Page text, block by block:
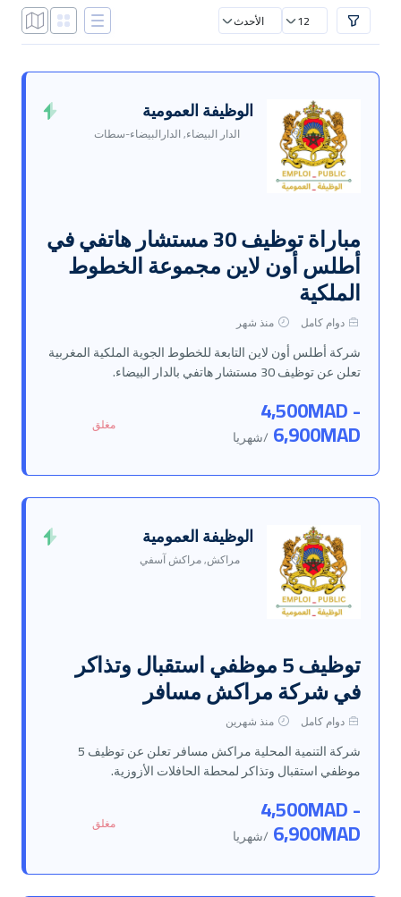
12 الأحدث
الوظيفة العمومية
الدار البيضاء, الدارالبيضاء-سطات
مباراة توظيف 30 مستشار هاتفي في
أطلس أون لاين مجموعة الخطوط
الملكية
دوام كامل منذ شهر
شركة أطلس أون لاين التابعة للخطوط الجوية الملكية المغربية
تعلن عن توظيف 30 مستشار هاتفي بالدار البيضاء.
4,500MAD -
6,900MAD /شهريا
مغلق
الوظيفة العمومية
مراكش, مراكش آسفي
توظيف 5 موظفي استقبال وتذاكر
في شركة مراكش مسافر
دوام كامل منذ شهرين
شركة التنمية المحلية مراكش مسافر تعلن عن توظيف 5
موظفي استقبال وتذاكر لمحطة الحافلات الأزوزية.
4,500MAD -
6,900MAD /شهريا
مغلق